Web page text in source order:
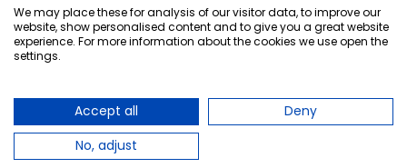
We may place these for analysis of our visitor data, to improve our
website, show personalised content and to give you a great website
experience. For more information about the cookies we use open the
settings.
Accept all
Deny
No, adjust